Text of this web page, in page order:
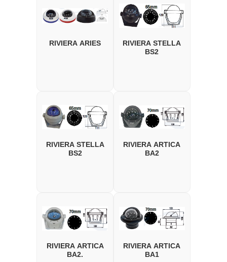
RIVIERA ARIES
RIVIERA STELLA
BS2
RIVIERA STELLA
BS2
RIVIERA ARTICA
BA2
RIVIERA ARTICA
BA2.
RIVIERA ARTICA
BA1